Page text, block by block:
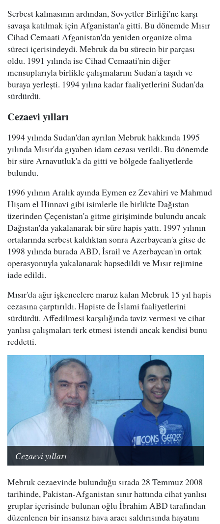
Serbest kalmasının ardından, Sovyetler Birliği'ne karşı
savaşa katılmak için Afganistan'a gitti. Bu dönemde Mısır
Cihad Cemaati Afganistan'da yeniden organize olma
süreci içerisindeydi. Mebruk da bu sürecin bir parçası
oldu. 1991 yılında ise Cihad Cemaati'nin diğer
mensuplarıyla birlikle çalışmalarını Sudan'a taşıdı ve
buraya yerleşti. 1994 yılına kadar faaliyetlerini Sudan'da
sürdürdü.
Cezaevi yılları
1994 yılında Sudan'dan ayrılan Mebruk hakkında 1995
yılında Mısır'da gıyaben idam cezası verildi. Bu dönemde
bir süre Arnavutluk'a da gitti ve bölgede faaliyetlerde
bulundu.
1996 yılının Aralık ayında Eymen ez Zevahiri ve Mahmud
Hişam el Hinnavi gibi isimlerle ile birlikte Dağıstan
üzerinden Çeçenistan'a gitme girişiminde bulundu ancak
Dağıstan'da yakalanarak bir süre hapis yattı. 1997 yılının
ortalarında serbest kaldıktan sonra Azerbaycan'a gitse de
1998 yılında burada ABD, İsrail ve Azerbaycan'ın ortak
operasyonuyla yakalanarak hapsedildi ve Mısır rejimine
iade edildi.
Mısır'da ağır işkencelere maruz kalan Mebruk 15 yıl hapis
cezasına çarptırıldı. Hapiste de İslami faaliyetlerini
sürdürdü. Affedilmesi karşılığında taviz vermesi ve cihat
yanlısı çalışmaları terk etmesi istendi ancak kendisi bunu
reddetti.
Cezaevi yılları
Mebruk cezaevinde bulunduğu sırada 28 Temmuz 2008
tarihinde, Pakistan-Afganistan sınır hattında cihat yanlısı
gruplar içerisinde bulunan oğlu İbrahim ABD tarafından
düzenlenen bir insansız hava aracı saldırısında hayatını